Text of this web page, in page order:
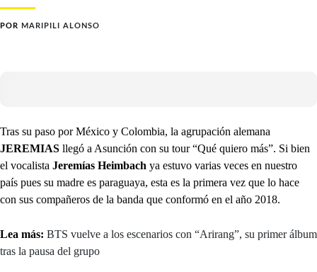
POR MARIPILI ALONSO
Tras su paso por México y Colombia, la agrupación alemana
JEREMIAS llegó a Asunción con su tour “Qué quiero más”. Si bien
el vocalista Jeremías Heimbach ya estuvo varias veces en nuestro
país pues su madre es paraguaya, esta es la primera vez que lo hace
con sus compañeros de la banda que conformó en el año 2018.
Lea más: BTS vuelve a los escenarios con “Arirang”, su primer álbum
tras la pausa del grupo